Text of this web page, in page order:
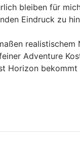
bleiben für
Eindruck zu
realistischem
Adventure
Horizon